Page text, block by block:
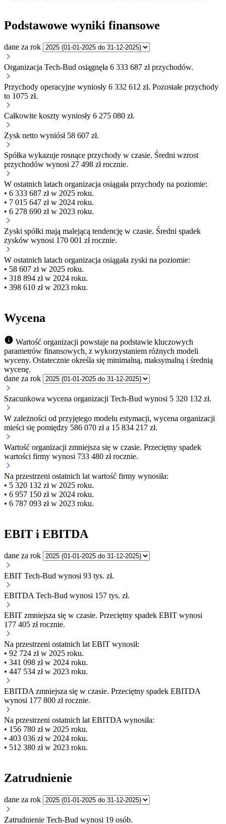
Podstawowe wyniki finansowe
dane za rok
Organizacja Tech-Bud osiągnęła 6 333 687 zł przychodów.
Przychody operacyjne wyniosły 6 332 612 zł. Pozostałe przychody
to 1075 zł.
Całkowite koszty wyniosły 6 275 080 zł.
Zysk netto wyniósł 58 607 zł.
Spółka wykazuje rosnące przychody w czasie. Średni wzrost
przychodów wynosi 27 498 zł rocznie.
W ostatnich latach organizacja osiągała przychody na poziomie:
• 6 333 687 zł w 2025 roku.
• 7 015 647 zł w 2024 roku.
• 6 278 690 zł w 2023 roku.
Zyski spółki mają malejącą tendencję w czasie. Średni spadek
zysków wynosi 170 001 zł rocznie.
W ostatnich latach organizacja osiągała zyski na poziomie:
• 58 607 zł w 2025 roku.
• 318 894 zł w 2024 roku.
• 398 610 zł w 2023 roku.
Wycena
Wartość organizacji powstaje na podstawie kluczowych
parametrów finansowych, z wykorzystaniem różnych modeli
wyceny. Ostatecznie określa się minimalną, maksymalną i średnią
wycenę.
dane za rok
Szacunkowa wycena organizacji Tech-Bud wynosi 5 320 132 zł.
W zależności od przyjętego modelu estymacji, wycena organizacji
mieści się pomiędzy 586 070 zł a 15 834 217 zł.
Wartość organizacji zmniejsza się w czasie. Przeciętny spadek
wartości firmy wynosi 733 480 zł rocznie.
Na przestrzeni ostatnich lat wartość firmy wynosiła:
• 5 320 132 zł w 2025 roku.
• 6 957 150 zł w 2024 roku.
• 6 787 093 zł w 2023 roku.
EBIT i EBITDA
dane za rok
EBIT Tech-Bud wynosi 93 tys. zł.
EBITDA Tech-Bud wynosi 157 tys. zł.
EBIT zmniejsza się w czasie. Przeciętny spadek EBIT wynosi
177 405 zł rocznie.
Na przestrzeni ostatnich lat EBIT wynosił:
• 92 724 zł w 2025 roku.
• 341 098 zł w 2024 roku.
• 447 534 zł w 2023 roku.
EBITDA zmniejsza się w czasie. Przeciętny spadek EBITDA
wynosi 177 800 zł rocznie.
Na przestrzeni ostatnich lat EBITDA wynosiła:
• 156 780 zł w 2025 roku.
• 403 036 zł w 2024 roku.
• 512 380 zł w 2023 roku.
Zatrudnienie
dane za rok
Zatrudnienie Tech-Bud wynosi 19 osób.